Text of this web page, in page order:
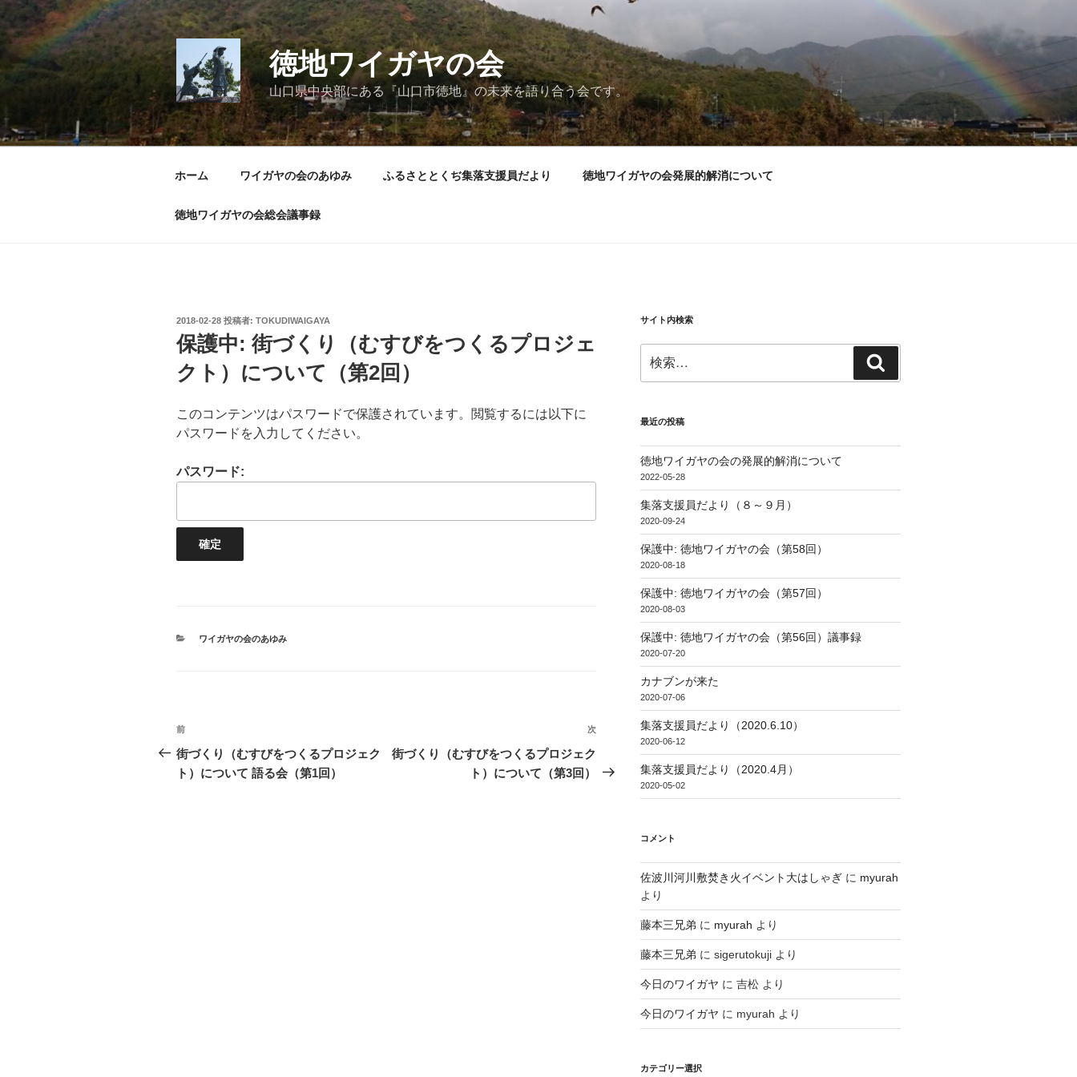
ン
テ
ス
キ
徳地ワイガヤの会
山口県中央部にある『山口市徳地』の未来を語り合う会です。
ホーム ワイガヤの会のあゆみ ふるさととくぢ集落支援員だより 徳地ワイガヤの会発展的解消について
徳地ワイガヤの会総会議事録
投
稿
日:
2018-02-28 投稿者: TOKUDIWAIGAYA
保護中: 街づくり（むすびをつくるプロジェ
クト）について（第2回）
このコンテンツはパスワードで保護されています。閲覧するには以下に
パスワードを入力してください。
パスワード:
カ
ワイガヤの会のあゆみ
投
稿
ナ
前
の
投
前
街づくり（むすびをつくるプロジェク
ト）について 語る会（第1回）
次
投
次
街づくり（むすびをつくるプロジェク
ト）について（第3回）
サイト内検索
索:
索
最近の投稿
徳地ワイガヤの会の発展的解消について
2022-05-28
集落支援員だより（８～９月）
2020-09-24
保護中: 徳地ワイガヤの会（第58回）
2020-08-18
保護中: 徳地ワイガヤの会（第57回）
2020-08-03
保護中: 徳地ワイガヤの会（第56回）議事録
2020-07-20
カナブンが来た
2020-07-06
集落支援員だより（2020.6.10）
2020-06-12
集落支援員だより（2020.4月）
2020-05-02
コメント
佐波川河川敷焚き火イベント大はしゃぎに myurah
より
藤本三兄弟 に myurah より
藤本三兄弟 に sigerutokujiより
今日のワイガヤ に 吉松より
今日のワイガヤ に myurah より
カテゴリー選択